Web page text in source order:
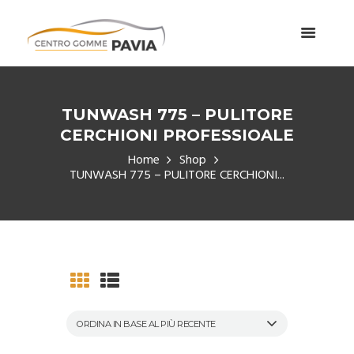
TUNWASH 775 – PULITORE
CERCHIONI PROFESSIOALE
Home Shop
TUNWASH 775 – PULITORE CERCHIONI...